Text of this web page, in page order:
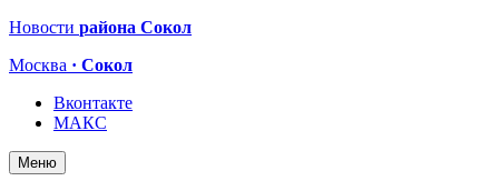
Новости района Сокол
Москва · Сокол
Вконтакте
МАКС
Меню